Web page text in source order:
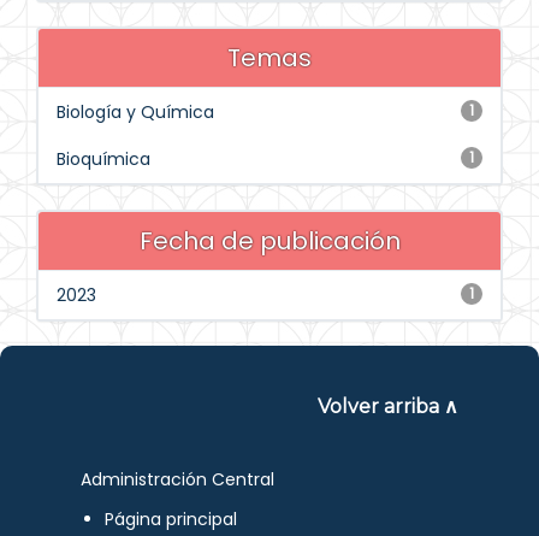
Temas
1
Biología y Química
1
Bioquímica
Fecha de publicación
1
2023
Volver arriba ∧
Administración Central
Página principal